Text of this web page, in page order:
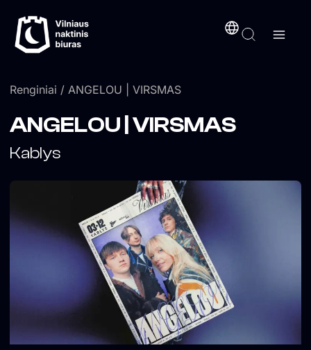
prie
turinio
Renginiai / ANGELOU | VIRSMAS
ANGELOU | VIRSMAS
Kablys